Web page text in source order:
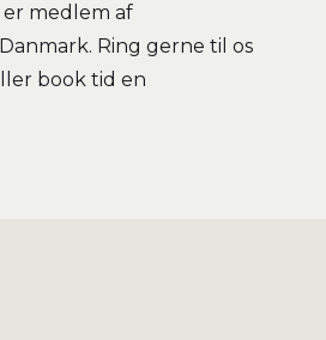
medlem af
Ring gerne til os
book tid en